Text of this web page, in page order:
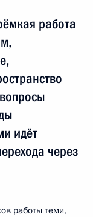
работа
идёт
через
работы теми,